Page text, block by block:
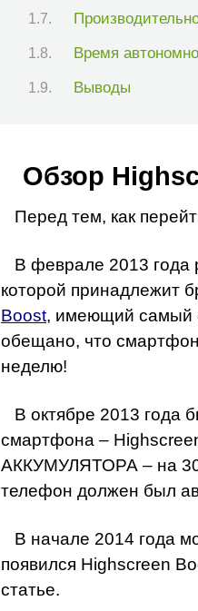
Время
Выводы
Обзор
Перед тем, как
В феврале 2013 года
которой принадлежит
Boost, имеющий самый
обещано, что
неделю!
В октябре 2013 года
смартфона –
АККУМУЛЯТОРА – на
телефон должен был
В начале 2014 года
появился Highscreen
статье.